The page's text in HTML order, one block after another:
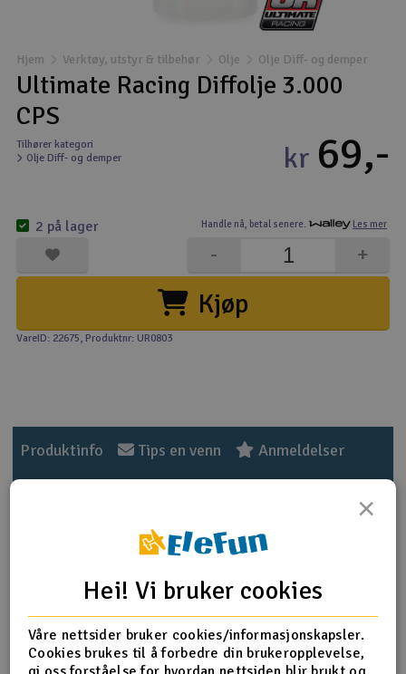
Droner
Droner for FPV
Fly
Helikopter
Kamerautstyr
Modellbygging, LEGO & byggesett
Modelljernbane
Outlet
Radioutstyr
Smarthjem, lek & hobby
Solenergi
Sparkesykler & elkjøretøy
Hjem Verktøy, utstyr & tilbehør Olje Olje Diff- og demper
Ultimate Racing Diffolje 3.000
CPS
Tilhører kategori
Olje Diff- og demper
Handle nå, betal senere. Les mer
kr 69,-
Kjøp
+
-
2 på lager
VareID: 22675, Produktnr: UR0803
Produktinfo Tips en venn Anmeldelser
Produktinformasjon
Flaske med 60ml Ultimate Racing 3.000 cSt silikon
differensial olje for 1:8 skala offroad buggy. Brukes også av
mange til 1:10 skala on-road touring. Ultimate Racing
differential olje er laget av 100% ren silikonolje og vil
ikke bli tynnere i varmt vær, eller tykkere i kaldt vær. Jo
×
Hei! Vi bruker cookies
Våre nettsider bruker cookies/informasjonskapsler.
Cookies brukes til å forbedre din brukeropplevelse,